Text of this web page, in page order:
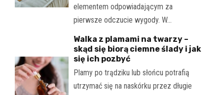
elementem odpowiadającym za
pierwsze odczucie wygody. W…
Walka z plamami na twarzy –
skąd się biorą ciemne ślady i jak
się ich pozbyć
Plamy po trądziku lub słońcu potrafią
utrzymać się na naskórku przez długie